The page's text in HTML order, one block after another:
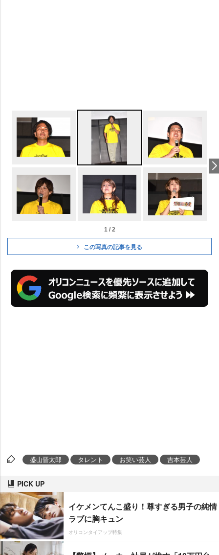
1 / 2
この写真の記事を見る
盛山晋太郎 タレント お笑い芸人 吉本芸人
PICK UP
イケメンてんこ盛り！尊すぎる男子の純情
ラブに胸キュン
オリコンタイアップ特集